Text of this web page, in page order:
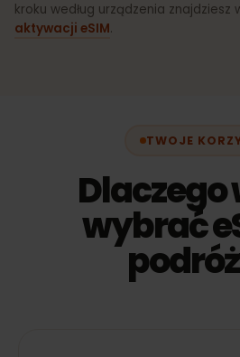
kroku według urządzenia znajdziesz
aktywacji eSIM.
TWOJE
wybrać